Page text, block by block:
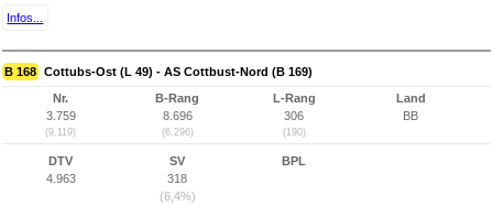
Infos...
B 168 Cottubs-Ost (L 49) - AS Cottbust-Nord (B 169)
Nr.
3.759
(9.119)
B-Rang
8.696
(6.296)
L-Rang
306
(190)
Land
BB
DTV
4.963
SV
318
(6,4%)
BPL